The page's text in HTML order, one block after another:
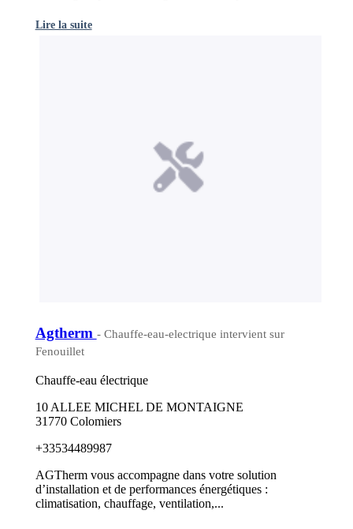
Lire la suite
Agtherm - Chauffe-eau-electrique intervient sur
Fenouillet
Chauffe-eau électrique
10 ALLEE MICHEL DE MONTAIGNE
31770 Colomiers
+33534489987
AGTherm vous accompagne dans votre solution
d’installation et de performances énergétiques :
climatisation, chauffage, ventilation,...